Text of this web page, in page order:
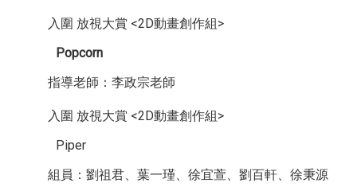
入圍 放視大賞 <2D動畫創作組>
Popcorn
指導老師：李政宗老師
入圍 放視大賞 <2D動畫創作組>
Piper
組員：劉祖君、葉一瑾、徐宜萱、劉百軒、徐秉源